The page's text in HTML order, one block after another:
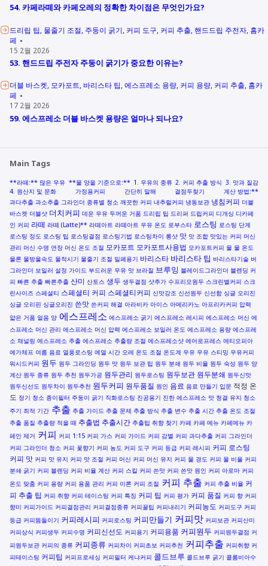
54. 카페라떼와 카페오레의 정확한 차이점은 무엇인가요?
드리립 팁 물줄기 조절 주둥이 굵기 커피 도구 커피 추출 핸드드립 주전자 홈카
페
15 2월 2026
53. 핸드드립 주전자 주둥이 굵기가 중요한 이유는?
더블 바스켓 모카포트 바리스타 팁 에스프레소 용량 커피 용량 커피 추출 홈카
페
17 2월 2026
59. 에스프레소 더블 바스켓 용량은 얼마나 되나요?
Main Tags
**라떼:** 많은 우유 **물 양을 기준으로:** 1. 우유의 종류 2. 커피 추출 방식 3. 맛과 질감
4. 원산지 및 문화
가정용커피 간단히 말해 결점두찾기
계산 방법:**
과다추출 과소추출 그라인더 종류별 청소 깨끗한 커피 내추럴커피 냉동보관 냉침커피 더블
바스켓 더블샷 더치커피 데운 우유 두꺼운 거품 드리립 팁 드리퍼 드립커피 디개싱 디카페
인 커피 라떼 라떼 (Latte)** 라떼아트 라떼아트 우유 온도 로부스타 로스팅 로스팅 단계
로스팅 정도 로스팅 팁 로스팅결점 로스팅기법 로스팅차이 롱샷 맛 맛 조합 맛있는 커피 머신
관리 머신 수명 연장 머신 온도 조절 모카포트 모카포트사용법 모카포트커피 물 물 온도
물론 물방울속도 물적시기 물줄기 조절 밀폐용기 바리스타 바리스타 팁 바리스타기술 버
그라인더 보일러 설정 가이드 부드러운 우유 맛 브라질 브루잉 블레이드그라인더 블렌딩 커
피 빠른 추출 빠른추출 산미 산토스 생두 생두결점 샷추가 수프리모원두 스크린별커피 스크
린사이즈 스페셜티 스페셜티 커피 스페셜티커피 신맛강조 신선원두 신선함 싱글 오리진
싱글 오리핀 싱글오리진 쓴맛 쓴커피 해결 아라비카 아이스 아메리카노 아프리카커피 압력
얇은 거품 얼음 양 에스프레소 에스프레소 굵기 에스프레소 레시피 에스프레소 머신 에
스프레소 머신 관리 에스프레소 머신 압력 에스프레소 보일러 온도 에스프레소 용량 에스프레
소 채널링 에스프레소 추출 에스프레소 추출량 조절 에스프레소샷 에어로프레스 에티오피아
예가체프 여름 음료 열풍로스팅 예열 시간 오레 온도 조절 온도계 우유 우유 스티밍 우유커피
워시드커피 원두 원두 그라인딩 원두 맛 원두 보관 팁 원두 분쇄 원두 비율 원두 숙성 원두 양
계산 원두 종류 원두 추천 원두가공 원두관리 원두로스팅 원두보관 원두분쇄 원두신맛
원두신선도 원두차이 원두추천 원두커피 원두품질 원인 음료 음료 만들기 입문 적정 온
도 정기 청소 종이필터 주둥이 굵기 직화로스팅 진공용기 진한 에스프레소 맛 청결 유지 청소
주기 최적 기간 추출 추출 가이드 추출 문제 추출 방식 추출 변수 추출 시간 추출 온도 조절
추출 품질 추출량 적을 때 추출법 추출시간 추출팁 취향 찾기 카페 카페 메뉴 카페메뉴 카
페인 제거 커피 커피 1:15 커피 가스 커피 가이드 커피 감별 커피 과다추출 커피 그라인더
커피 그라인더 청소 커피 꽃향기 커피 농도 커피 도구 커피 등급 커피 레시피 커피 로스팅
커피 맛 커피 맛 유지 커피 맛 조절 커피 머신 커피 머신 유지 커피 물 경도 커피 물 비율 커피
분쇄 굵기 커피 블렌딩 커피 비율 계산 커피 스킬 커피 쓴맛 커피 쓴맛 원인 커피 아로마 커피
온도 맞춤 커피 용량 커피 용품 관리 커피 이론 커피 조절 커피 추출 커피 추출 비율 커
피 추출 팁 커피 취향 커피 테이스팅 커피 특징 커피 팁 커피 평가 커피 품질 커피 향 커피
향미 커피가이드 커피결점관리 커피결점종류 커피꿀팁 커피내리기 커피농도 커피도구 커피
등급 커피뜸들이기 커피레시피 커피로스팅 커피만들기 커피맛 커피보관 커피산미
커피상식 커피생두 커피수명 커피신선도 커피용기 커피용품 커피원두 커피원두결점 커
피원두보관 커피의 종류 커피종류 커피차이 커피초보 커피추천 커피추출 커피취향 커
피테이스팅 커피팁 커피프로세싱 커피필터 케냐커피 콜드브루 콜드브루 굵기 콜롬비아수